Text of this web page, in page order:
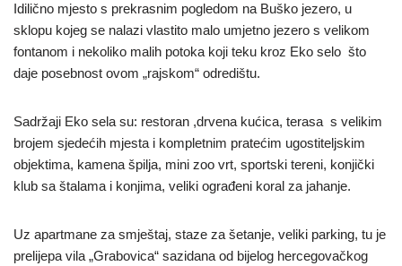
Idilično mjesto s prekrasnim pogledom na Buško jezero, u
sklopu kojeg se nalazi vlastito malo umjetno jezero s velikom
fontanom i nekoliko malih potoka koji teku kroz Eko selo što
daje posebnost ovom „rajskom“ odredištu.
Sadržaji Eko sela su: restoran ,drvena kućica, terasa s velikim
brojem sjedećih mjesta i kompletnim pratećim ugostiteljskim
objektima, kamena špilja, mini zoo vrt, sportski tereni, konjički
klub sa štalama i konjima, veliki ograđeni koral za jahanje.
Uz apartmane za smještaj, staze za šetanje, veliki parking, tu je
prelijepa vila „Grabovica“ sazidana od bijelog hercegovačkog